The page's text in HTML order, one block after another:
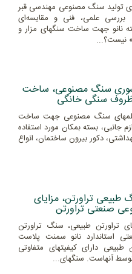
تولید سنگ مصنوعی مهندسی قبر
بررسی علمی، فنی و مقایسه‌ای
نانو جهت ساخت سنگهای مزار و
نیست؟...
سنگ مصنوعی، ساخت
سنگی خانگی
علمهای سنگ مصنوعی جهت ساخت
بسته بمکان مورد استفاده
دکور بیرون ساختمان، انواع
تراورتن، مزایای
صنعتی تراورتن
تراورتن طبیعی، سنگ تراورتن
استاندارد نانو سمنت پلاست
دارای کیفیتهای متفاوتی
آنهاست. سنگهای...